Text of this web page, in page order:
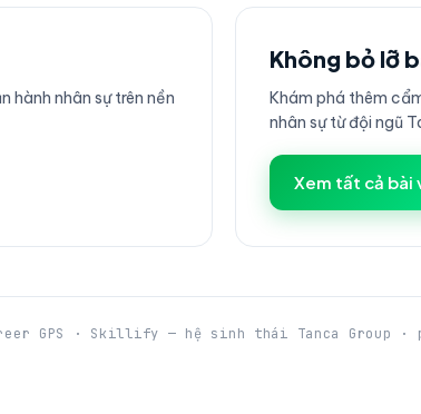
hành nhân sự trên nền
Không bỏ lỡ
Khám phá thêm
nhân sự từ đội ngũ
Xem tất cả bài
GPS · Skillify — hệ sinh thái Tanca Group ·